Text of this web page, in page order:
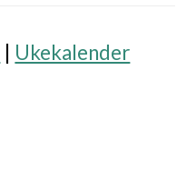
Ukekalender